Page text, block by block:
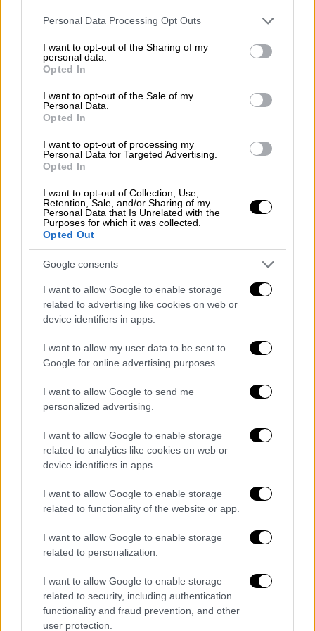
Please note that this website/app uses one or more Google
not limited to your visit or usage behaviour. You may click to
grant or deny consent to Google and its third-party tags to
use your data for below specified purposes in below Google
consent section.
Personal Data Processing Opt Outs
I want to opt-out of the Sharing of my
personal data.
Opted In
I want to opt-out of the Sale of my
Personal Data.
Opted In
I want to opt-out of processing my
Personal Data for Targeted Advertising.
Opted In
I want to opt-out of Collection, Use,
Retention, Sale, and/or Sharing of my
Personal Data that Is Unrelated with the
Purposes for which it was collected.
Opted Out
Google consents
I want to allow Google to enable storage
related to advertising like cookies on web or
device identifiers in apps.
I want to allow my user data to be sent to
Google for online advertising purposes.
I want to allow Google to send me
personalized advertising.
I want to allow Google to enable storage
related to analytics like cookies on web or
device identifiers in apps.
I want to allow Google to enable storage
related to functionality of the website or app.
I want to allow Google to enable storage
related to personalization.
I want to allow Google to enable storage
related to security, including authentication
functionality and fraud prevention, and other
user protection.
αναδόχου κοινοπραξίας που θα αναλάβει την
εξαίρεση το τμήμα μεταξύ Μπουργκάς και
Βάρνας, ο οδικός άξονας βασίζεται σε
υφιστάμενες γραμμές. «Ελπίζουμε να
ολοκληρωθούν το ταχύτερο δυνατόν οι
ολοκληρωθεί το έργο εντός πέντε ετών»,
τόνισε, σημειώνοντας ότι με τον
αυτοκινητόδρομο αυτό ολοκληρώνεται ο
χάρτης συνδεσιμότητας, δίνοντας διέξοδο
από τα λιμάνια της χώρας προς τη Μεσόγειο
και παρέχοντας απευθείας σύνδεση προς τις
βόρειες χώρες της Βαλκανικής μέχρι και τη
Σε ερώτηση σχετικά με τη χρηματοδότηση
του έργου, ο Υπουργός Οικονομικών της
Βουλγαρίας ανέφερε πως η χώρα θα αιτηθεί
χρήματα από την Ευρωπαϊκή Ένωση για να
σταματήσει το έργο εν αναμονή της
χρηματοδότησης. «Τα χρήματα είναι ήδη
διαθέσιμα και φυσικά μπορούμε να
βοηθήσουμε και γείτονες χώρες, ώστε να
αποπερατωθεί πιο γρήγορα. Είναι πολύ
σημαντικό για το εμπόριο μεταξύ των χωρών
ειδικά μετά τον πόλεμο στην Ουκρανία και
επισημαίνοντας πως είναι πολύ σημαντικό
έργο, προκειμένου το εμπόριο να μην
στηρίζεται στη Μαύρη θάλασσα. Μάλιστα,
προκειμένου να τονίσει την ανάγκη
δημιουργίας του αυτοκινητόδρομου ανέφερε